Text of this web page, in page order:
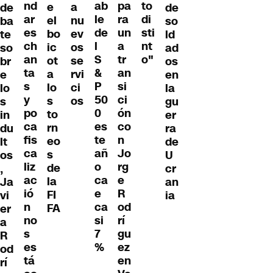
de
ba
te
so
br
e
lo
s
in
du
lt
os
,
Ja
vi
er
a
R
od
rí
nd
ar
es
ch
an
ta
s
y
po
ca
fis
ca
liz
ac
ió
n
no
s
es
tá
e
el
bo
ic
ot
a
lo
s
to
rn
eo
s
de
la
FI
FA
a
nu
ev
os
se
rvi
ci
os
ab
le
de
l
S
&
P
50
0
es
te
añ
o
ca
e
ca
si
7
%
pa
ra
un
a
tr
an
si
ci
ón
co
n
Jo
rg
e
R
od
rí
gu
ez
en
to
di
sti
nt
o"
de
so
ld
ad
os
en
la
gu
er
ra
de
U
cr
an
ia